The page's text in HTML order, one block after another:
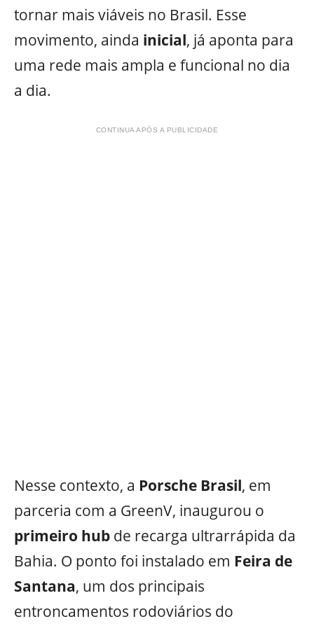
tornar mais viáveis no Brasil. Esse
movimento, ainda inicial, já aponta para
uma rede mais ampla e funcional no dia
a dia.
CONTINUA APÓS A PUBLICIDADE
Nesse contexto, a Porsche Brasil, em
parceria com a GreenV, inaugurou o
primeiro hub de recarga ultrarrápida da
Bahia. O ponto foi instalado em Feira de
Santana, um dos principais
entroncamentos rodoviários do